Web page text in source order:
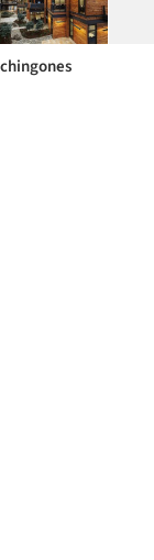
chingones